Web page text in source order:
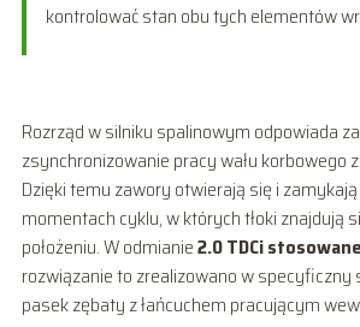
kontrolować stan obu tych elementów
Rozrząd w silniku spalinowym odpowiada
zsynchronizowanie pracy wału korbowego
Dzięki temu zawory otwierają się i
momentach cyklu, w których tłoki znajdują
położeniu. W odmianie2.0 TDCi
rozwiązanie to zrealizowano w specyficzny
pasek zębaty z łańcuchem pracującym